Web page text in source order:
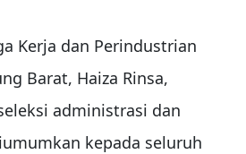
Kerja dan Perindustrian
Barat, Haiza Rinsa,
administrasi dan
kepada seluruh